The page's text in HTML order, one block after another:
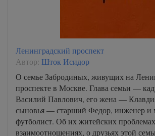
Ленинградский проспект
Автор: Шток Исидор
О семье Забродиных, живущих на
проспекте в Москве. Глава семьи —
Василий Павлович, его жена —
сыновья — старший Федор, инженер и
футболист. Об их житейских
взаимоотношениях, о друзьях этой